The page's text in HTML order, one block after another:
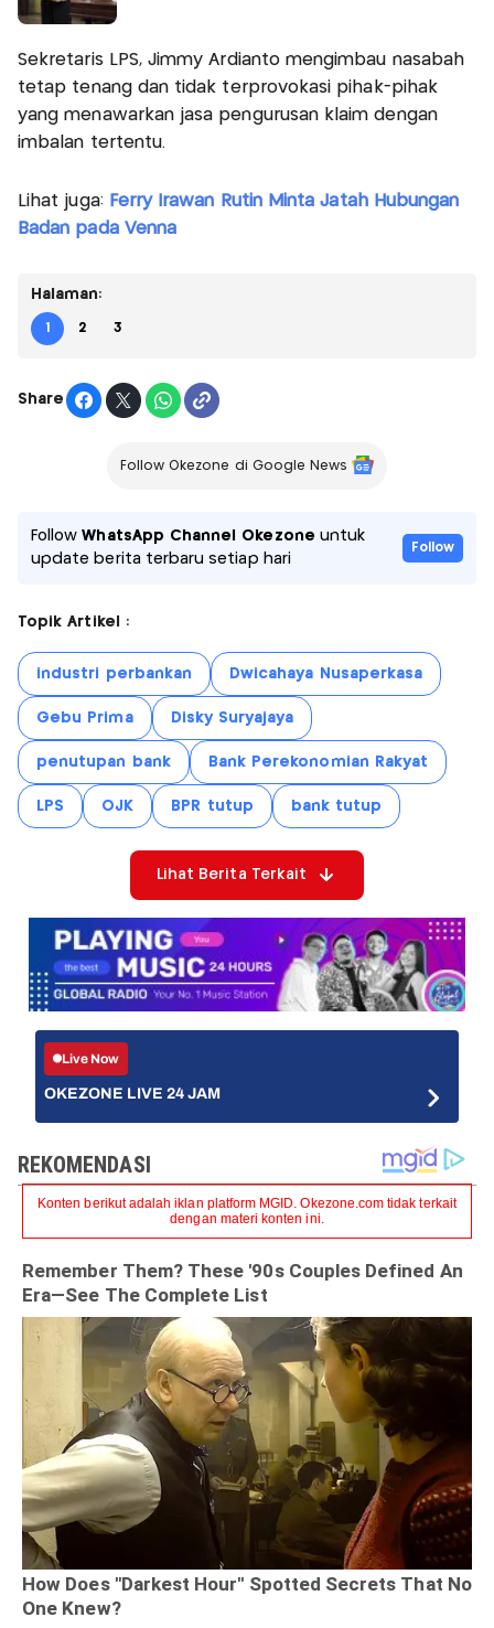
Sekretaris LPS, Jimmy Ardianto mengimbau nasabah
tetap tenang dan tidak terprovokasi pihak-pihak
yang menawarkan jasa pengurusan klaim dengan
imbalan tertentu.
Lihat juga: Ferry Irawan Rutin Minta Jatah Hubungan
Badan pada Venna
Halaman:
1 2 3
Share
Follow Okezone di Google News
FollowWhatsApp Channel Okezone untuk
update berita terbaru setiap hari
Follow
Topik Artikel :
industri perbankan Dwicahaya Nusaperkasa
Gebu Prima Disky Suryajaya
penutupan bank Bank Perekonomian Rakyat
LPS OJK BPR tutup bank tutup
Lihat Berita Terkait
Live Now
OKEZONE LIVE 24 JAM